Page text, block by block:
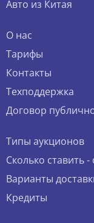
Авто из Китая
О нас
Тарифы
Контакты
Техподдержка
Договор
Типы аукционов
Сколько ставить
Варианты
Кредиты